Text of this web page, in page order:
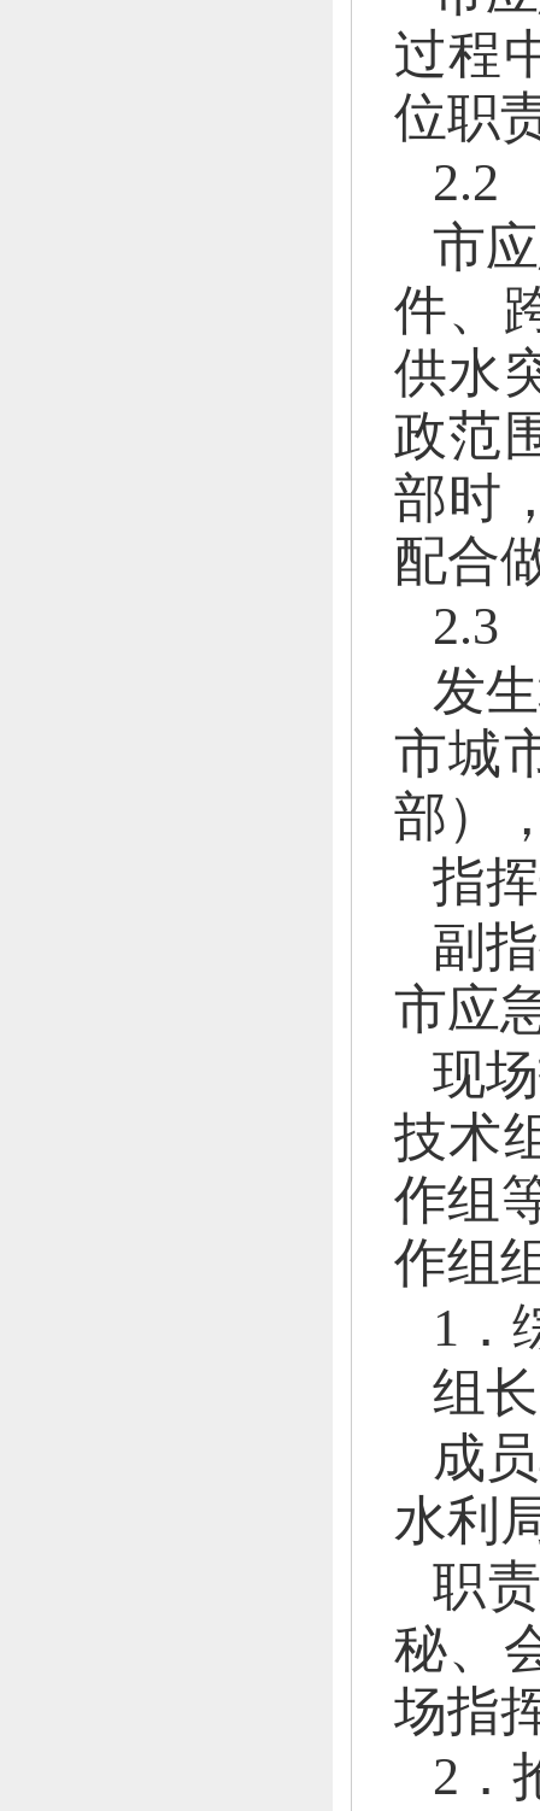
过程
位职
2.2
市
件、
供水
政范
部时
配合
2.3
发
市城
部）
指
副
市应
现
技术
作组
作组
1．
组
成
水利
职
秘、
场指
2．